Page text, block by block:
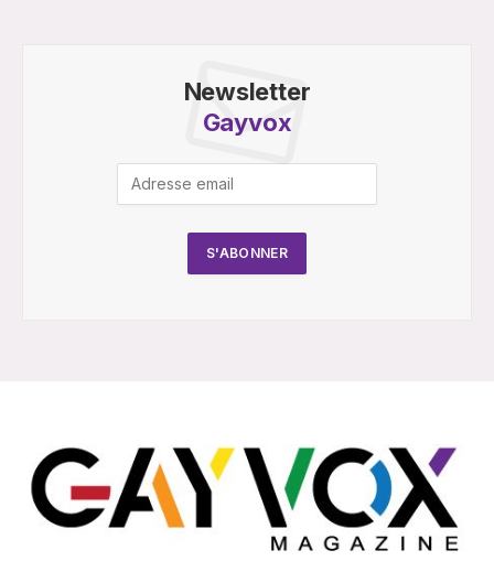
Newsletter
Gayvox